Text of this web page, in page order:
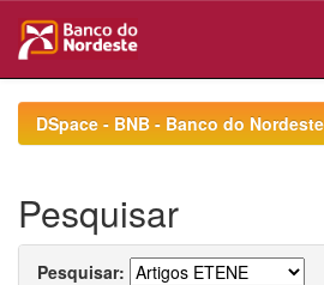
navigationDSpace - BNB - Banco do
Pesquisar
Pesquisar: